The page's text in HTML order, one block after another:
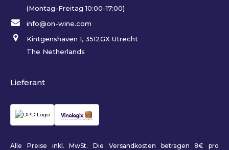
(Montag-Freitag 10:00-17:00)
info@on-wine.com
Kintgenshaven 1, 3512GX Utrecht
The Netherlands
Lieferant
Alle Preise inkl. MwSt. Die Versandkosten betragen 8€ pro